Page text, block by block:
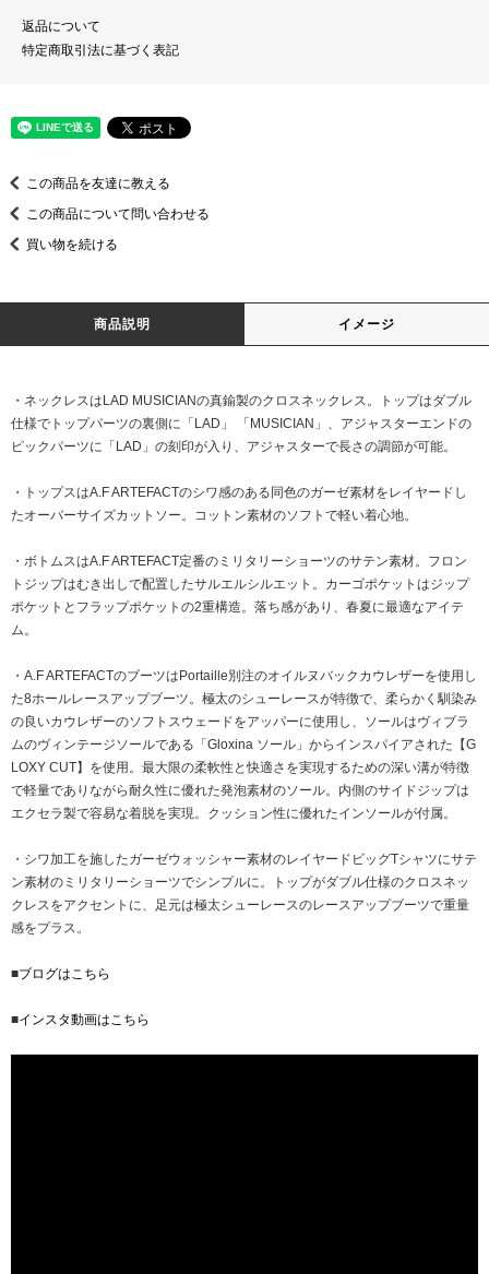
返品について
特定商取引法に基づく表記
この商品を友達に教える
この商品について問い合わせる
買い物を続ける
商品説明 イメージ
・ネックレスはLAD MUSICIANの真鍮製のクロスネックレス。トップはダブル
仕様でトップパーツの裏側に「LAD」 「MUSICIAN」、アジャスターエンドの
ピックパーツに「LAD」の刻印が入り、アジャスターで長さの調節が可能。
・トップスはA.F ARTEFACTのシワ感のある同色のガーゼ素材をレイヤードし
たオーバーサイズカットソー。コットン素材のソフトで軽い着心地。
・ボトムスはA.F ARTEFACT定番のミリタリーショーツのサテン素材。フロン
トジップはむき出しで配置したサルエルシルエット。カーゴポケットはジップ
ポケットとフラップポケットの2重構造。落ち感があり、春夏に最適なアイテ
ム。
・A.F ARTEFACTのブーツはPortaille別注のオイルヌバックカウレザーを使用し
た8ホールレースアップブーツ。極太のシューレースが特徴で、柔らかく馴染み
の良いカウレザーのソフトスウェードをアッパーに使用し、ソールはヴィブラ
ムのヴィンテージソールである「Gloxina ソール」からインスパイアされた【G
LOXY CUT】を使用。最大限の柔軟性と快適さを実現するための深い溝が特徴
で軽量でありながら耐久性に優れた発泡素材のソール。内側のサイドジップは
エクセラ製で容易な着脱を実現。クッション性に優れたインソールが付属。
・シワ加工を施したガーゼウォッシャー素材のレイヤードビッグTシャツにサテ
ン素材のミリタリーショーツでシンプルに。トップがダブル仕様のクロスネッ
クレスをアクセントに、足元は極太シューレースのレースアップブーツで重量
感をプラス。
■ブログはこちら
■インスタ動画はこちら